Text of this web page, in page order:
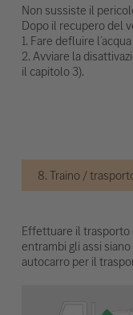
Non sussiste il
Dopo il recupero del
1. Fare defluire
2. Avviare la
il capitolo 3).
8. Traino /
Effettuare il trasporto
entrambi gli assi
autocarro per il